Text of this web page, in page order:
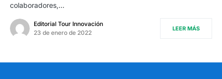
colaboradores,…
Editorial Tour Innovación
23 de enero de 2022
LEER MÁS